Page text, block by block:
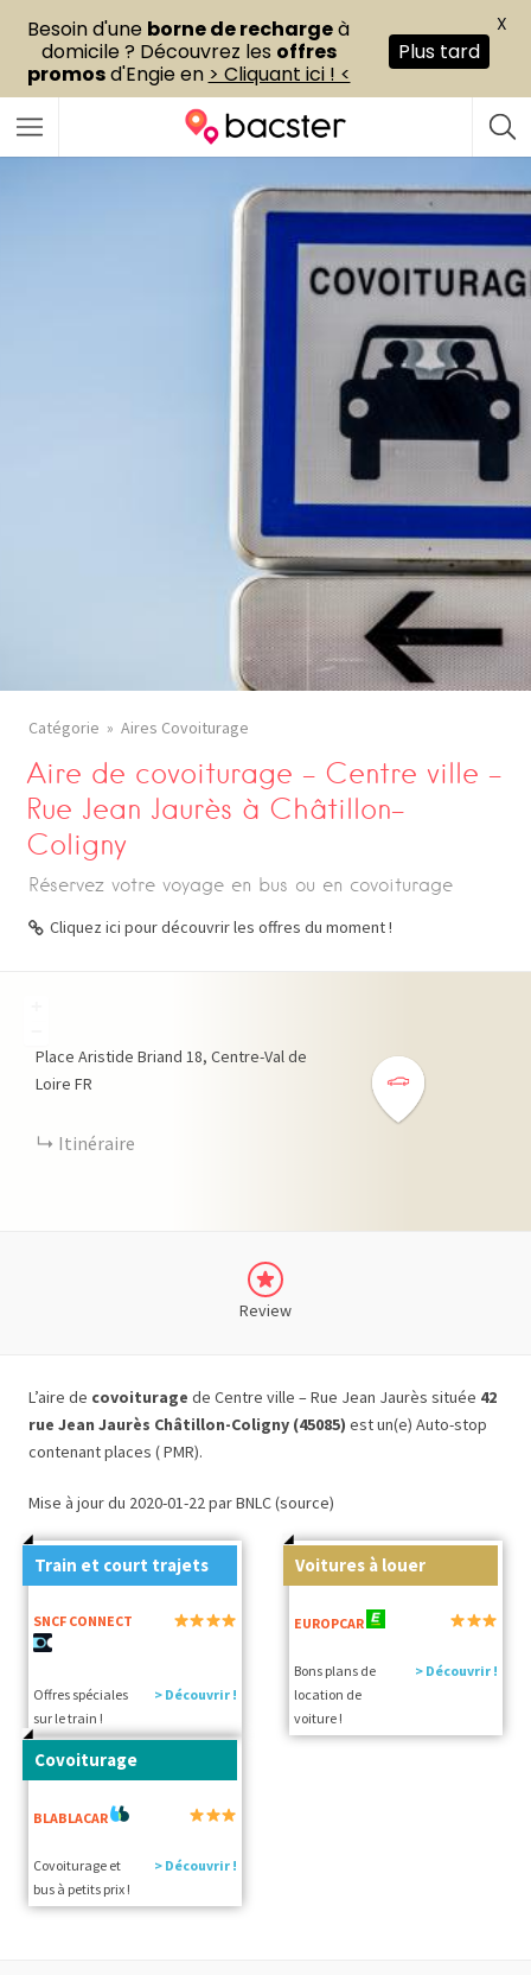
Catégorie Aires Covoiturage
Aire de covoiturage – Centre ville –
Rue Jean Jaurès à Châtillon-
Coligny
Réservez votre voyage en bus ou en covoiturage
Cliquez ici pour découvrir les offres du moment !
Place Aristide Briand 18 Centre-Val de
Loire FR
Itinéraire
Review
L’aire de covoiturage de Centre ville – Rue Jean Jaurès située 42
rue Jean Jaurès Châtillon-Coligny (45085) est un(e) Auto-stop
contenant places ( PMR).
Mise à jour du 2020-01-22 par BNLC (source)
Train et court trajets
SNCF CONNECT
Offres spéciales
sur le train !
> Découvrir !
Voitures à louer
EUROPCAR
Bons plans de
location de
voiture !
> Découvrir !
Covoiturage
BLABLACAR
Covoiturage et
bus à petits prix !
> Découvrir !
Besoin d'une borne de rechargeà
domicile ? Découvrez les offres
promosd'Engie en > Cliquant ici ! <
Plus tard
X